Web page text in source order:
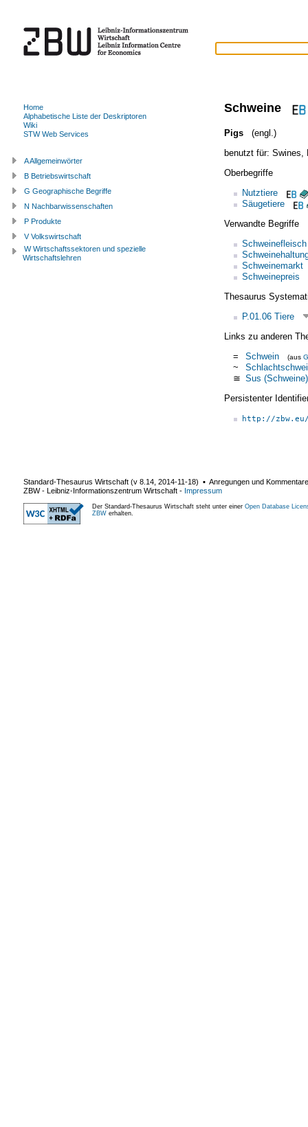
Schweine
Pigs
(engl.)
benutzt für: Swines
Oberbegriffe
Nutztiere
Säugetiere
Verwandte Begriffe
Schweinefleisch
Schweinemarkt
Schweinepreis
Thesaurus
P.01.06 Tiere
Links zu anderen
=
Schwein (aus
~
≅ Sus (Schweine)
Persistenter
http://
Home
Alphabetische Liste der Deskriptoren
Wiki
STW Web Services
A Allgemeinwörter
B Betriebswirtschaft
G Geographische Begriffe
N Nachbarwissenschaften
P Produkte
V Volkswirtschaft
W Wirtschaftssektoren und spezielle
Wirtschaftslehren
Standard-Thesaurus Wirtschaft (v 8.14 2014-11-18) ▪ Anregungen und
ZBW - Leibniz-Informationszentrum Wirtschaft - Impressum
Der Standard-Thesaurus Wirtschaft steht unter einer Open Database
ZBW erhalten.